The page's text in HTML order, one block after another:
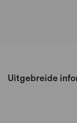
Uitgebreide